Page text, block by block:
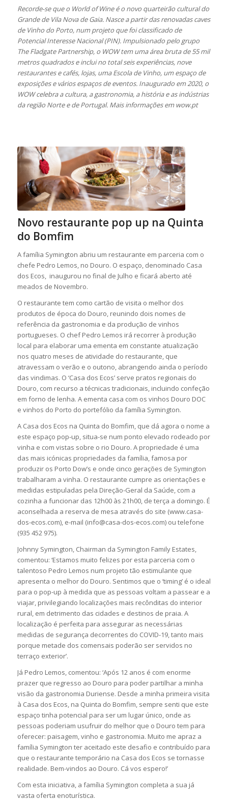
Recorde-se que o World of Wine é o novo quarteirão cultural do
Grande de Vila Nova de Gaia. Nasce a partir das renovadas caves
de Vinho do Porto, num projeto que foi classificado de
Potencial Interesse Nacional (PIN). Impulsionado pelo grupo
The Fladgate Partnership, o WOW tem uma área bruta de 55 mil
metros quadrados e inclui no total seis experiências, nove
restaurantes e cafés, lojas, uma Escola de Vinho, um espaço de
exposições e vários espaços de eventos. Inaugurado em 2020, o
WOW celebra a cultura, a gastronomia, a história e as indústrias
da região Norte e de Portugal. Mais informações em wow.pt
Novo restaurante pop up na Quinta
do Bomfim
A família Symington abriu um restaurante em parceria com o
chefe Pedro Lemos, no Douro. O espaço, denominado Casa
dos Ecos, inaugurou no final de Julho e ficará aberto até
meados de Novembro.
O restaurante tem como cartão de visita o melhor dos
produtos de época do Douro, reunindo dois nomes de
referência da gastronomia e da produção de vinhos
portugueses. O chef Pedro Lemos irá recorrer à produção
local para elaborar uma ementa em constante atualização
nos quatro meses de atividade do restaurante, que
atravessam o verão e o outono, abrangendo ainda o período
das vindimas. O ‘Casa dos Ecos’ serve pratos regionais do
Douro, com recurso a técnicas tradicionais, incluindo confeção
em forno de lenha. A ementa casa com os vinhos Douro DOC
e vinhos do Porto do portefólio da família Symington.
A Casa dos Ecos na Quinta do Bomfim, que dá agora o nome a
este espaço pop-up, situa-se num ponto elevado rodeado por
vinha e com vistas sobre o rio Douro. A propriedade é uma
das mais icónicas propriedades da família, famosa por
produzir os Porto Dow’s e onde cinco gerações de Symington
trabalharam a vinha. O restaurante cumpre as orientações e
medidas estipuladas pela Direção-Geral da Saúde, com a
cozinha a funcionar das 12h00 às 21h00, de terça a domingo. É
aconselhada a reserva de mesa através do site (www.casa-
dos-ecos.com), e-mail (info@casa-dos-ecos.com) ou telefone
(935 452 975).
Johnny Symington, Chairman da Symington Family Estates,
comentou: ‘Estamos muito felizes por esta parceria com o
talentoso Pedro Lemos num projeto tão estimulante que
apresenta o melhor do Douro. Sentimos que o ‘timing’ é o ideal
para o pop-up à medida que as pessoas voltam a passear e a
viajar, privilegiando localizações mais recônditas do interior
rural, em detrimento das cidades e destinos de praia. A
localização é perfeita para assegurar as necessárias
medidas de segurança decorrentes do COVID-19, tanto mais
porque metade dos comensais poderão ser servidos no
terraço exterior’.
Já Pedro Lemos, comentou: ‘Após 12 anos é com enorme
prazer que regresso ao Douro para poder partilhar a minha
visão da gastronomia Duriense. Desde a minha primeira visita
à Casa dos Ecos, na Quinta do Bomfim, sempre senti que este
espaço tinha potencial para ser um lugar único, onde as
pessoas poderiam usufruir do melhor que o Douro tem para
oferecer: paisagem, vinho e gastronomia. Muito me apraz a
família Symington ter aceitado este desafio e contribuído para
que o restaurante temporário na Casa dos Ecos se tornasse
realidade. Bem-vindos ao Douro. Cá vos espero!’
Com esta iniciativa, a família Symington completa a sua já
vasta oferta enoturística.